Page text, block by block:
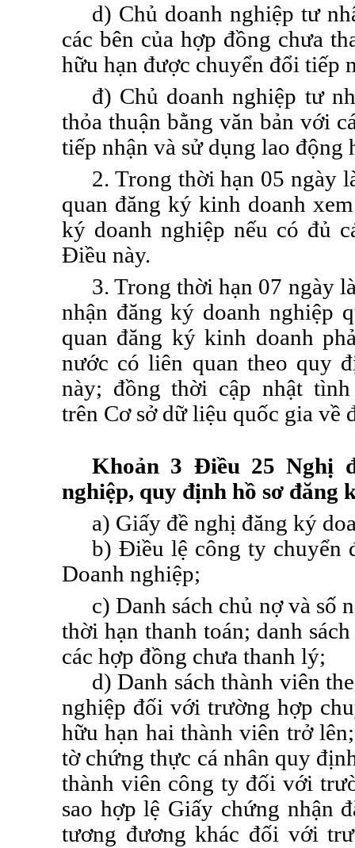
d) Chủ doanh nghiệp tư
các bên của hợp đồng chưa
hữu hạn được chuyển đổi tiếp
đ) Chủ doanh nghiệp tư
thỏa thuận bằng văn bản với
tiếp nhận và sử dụng lao động
2. Trong thời hạn 05 ngày
quan đăng ký kinh doanh
ký doanh nghiệp nếu có đủ
Điều này.
3. Trong thời hạn 07 ngày
nhận đăng ký doanh nghiệp
quan đăng ký kinh doanh
nước có liên quan theo quy
này; đồng thời cập nhật
trên Cơ sởdữ liệu quốc gia về
Khoản 3 Điều 25 Nghị
nghiệp, quy định hồ sơ đăng
a) Giấy đề nghị đăng ký
b) Điều lệ công ty
Doanh nghiệp;
c) Danh sách chủ nợ và số
thời hạn thanh toán; danh
các hợp đồng chưa thanh lý;
d) Danh sách thành viên
nghiệp đối với trường hợp
hữu hạn hai thành viên trở
tờ chứng thực cá nhân quy
thành viên công ty đối với
sao hợp lệ Giấy chứng nhận
tương đương khác đối với